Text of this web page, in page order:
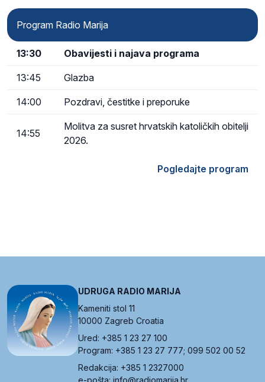
Program Radio Marija
13:30 Obavijesti i najava programa
13:45 Glazba
14:00 Pozdravi, čestitke i preporuke
14:55
Molitva za susret hrvatskih katoličkih obitelji
2026.
Pogledajte program
UDRUGA RADIO MARIJA
Kameniti stol 11
10000 Zagreb Croatia
Ured: +385 1 23 27 100
Program: +385 1 23 27 777; 099 502 00 52
Redakcija: +385 1 2327000